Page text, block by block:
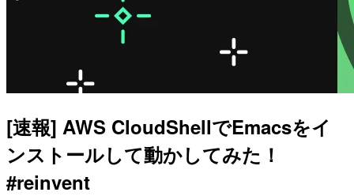
[速報] AWS CloudShellでEmacsをイ
ンストールして動かしてみた！
#reinvent